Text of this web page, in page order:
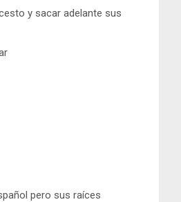
y sacar adelante sus
pero sus raíces